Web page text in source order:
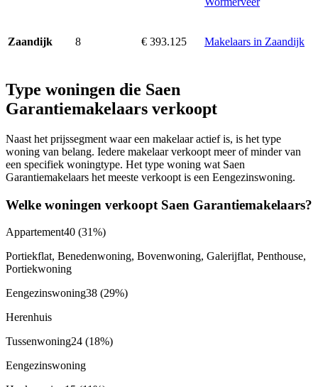
Zaandijk 8 € 393.125 Makelaars in Zaandijk
Type woningen die Saen
Garantiemakelaars verkoopt
Naast het prijssegment waar een makelaar actief is, is het type
woning van belang. Iedere makelaar verkoopt meer of minder van
een specifiek woningtype. Het type woning wat Saen
Garantiemakelaars het meeste verkoopt is een Eengezinswoning.
Welke woningen verkoopt Saen Garantiemakelaars?
Appartement40 (31%)
Portiekflat, Benedenwoning, Bovenwoning, Galerijflat, Penthouse,
Portiekwoning
Eengezinswoning38 (29%)
Herenhuis
Tussenwoning24 (18%)
Eengezinswoning